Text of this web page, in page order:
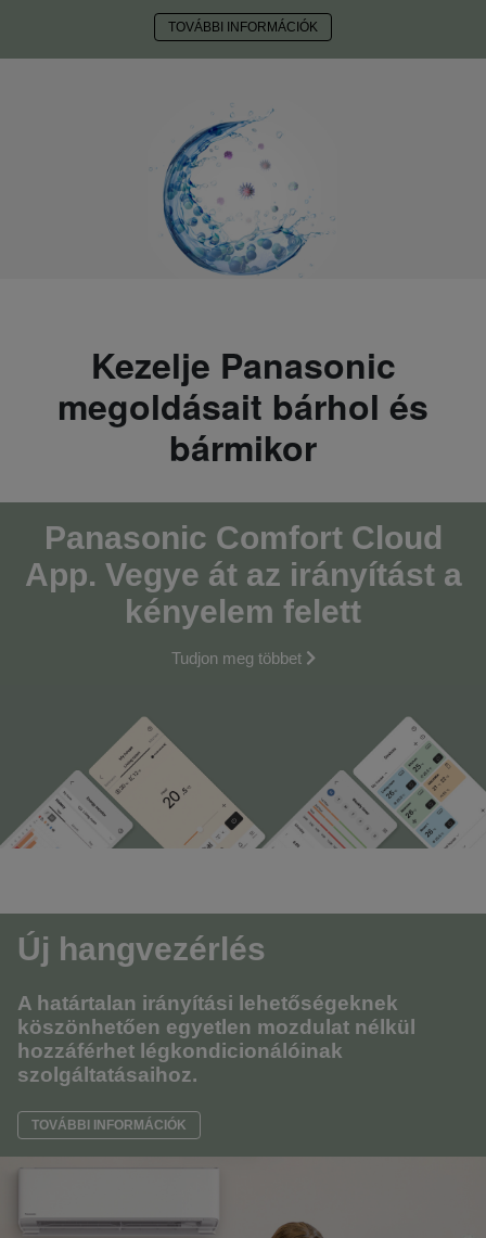
TOVÁBBI INFORMÁCIÓK
Kezelje Panasonic
megoldásait bárhol és
bármikor
Panasonic Comfort Cloud
App. Vegye át az irányítást a
kényelem felett
Tudjon meg többet
Új hangvezérlés
A határtalan irányítási lehetőségeknek
köszönhetően egyetlen mozdulat nélkül
hozzáférhet légkondicionálóinak
szolgáltatásaihoz.
TOVÁBBI INFORMÁCIÓK